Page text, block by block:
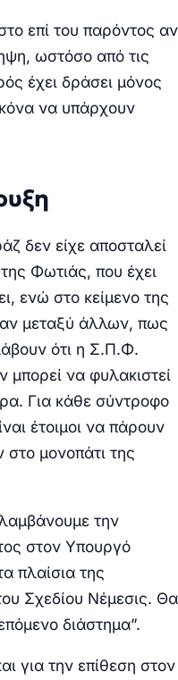
επί του παρόντος αν
ωστόσο από τις
έχει δράσει μόνος
να υπάρχουν
δεν είχε αποσταλεί
Φωτιάς, που έχει
ενώ στο κείμενο της
μεταξύ άλλων, πως
ότι η Σ.Π.Φ.
μπορεί να φυλακιστεί
Για κάθε σύντροφο
έτοιμοι να πάρουν
στο μονοπάτι της
την
στον Υπουργό
πλαίσια της
Σχεδίου Νέμεσις. Θα
διάστημα”.
για την επίθεση στον